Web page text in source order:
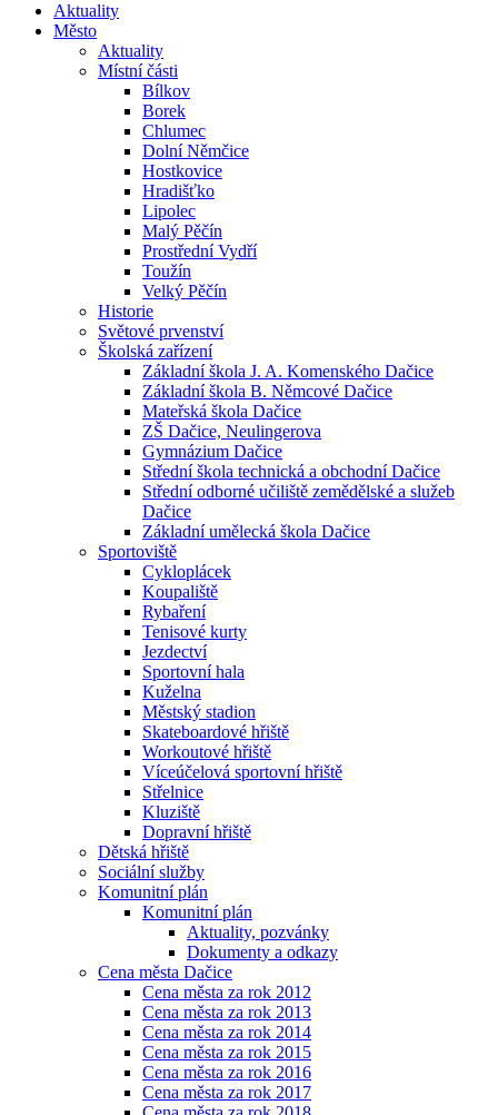
Aktuality
Město
Aktuality
Místní části
Bílkov
Borek
Chlumec
Dolní Němčice
Hostkovice
Hradišťko
Lipolec
Malý Pěčín
Prostřední Vydří
Toužín
Velký Pěčín
Historie
Světové prvenství
Školská zařízení
Základní škola J. A. Komenského Dačice
Základní škola B. Němcové Dačice
Mateřská škola Dačice
ZŠ Dačice, Neulingerova
Gymnázium Dačice
Střední škola technická a obchodní Dačice
Střední odborné učiliště zemědělské a služeb
Dačice
Základní umělecká škola Dačice
Sportoviště
Cykloplácek
Koupaliště
Rybaření
Tenisové kurty
Jezdectví
Sportovní hala
Kuželna
Městský stadion
Skateboardové hřiště
Workoutové hřiště
Víceúčelová sportovní hřiště
Střelnice
Kluziště
Dopravní hřiště
Dětská hřiště
Sociální služby
Komunitní plán
Komunitní plán
Aktuality, pozvánky
Dokumenty a odkazy
Cena města Dačice
Cena města za rok 2012
Cena města za rok 2013
Cena města za rok 2014
Cena města za rok 2015
Cena města za rok 2016
Cena města za rok 2017